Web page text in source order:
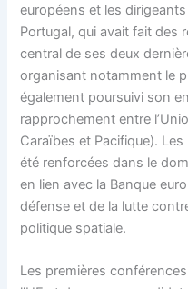
européens et les
Portugal, qui avait fait des
central de ses deux
organisant notamment le
également poursuivi son
rapprochement entre
Caraïbes et Pacifique).
été renforcées dans le
en lien avec la Banque
défense et de la lutte
politique spatiale.
Les premières